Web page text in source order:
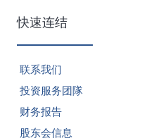
快速连结
联系我们
投资服务团隊
财务报告
股东会信息